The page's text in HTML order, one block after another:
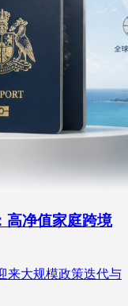
高净值家庭跨境
来大规模政策迭代与